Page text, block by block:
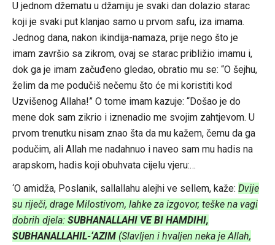
U jednom džematu u džamiju je svaki dan dolazio starac
koji je svaki put klanjao samo u prvom safu, iza imama.
Jednog dana, nakon ikindija-namaza, prije nego što je
imam završio sa zikrom, ovaj se starac približio imamu i,
dok ga je imam začuđeno gledao, obratio mu se: “O šejhu,
želim da me podučiš nečemu što će mi koristiti kod
Uzvišenog Allaha!” O tome imam kazuje: “Došao je do
mene dok sam zikrio i iznenadio me svojim zahtjevom. U
prvom trenutku nisam znao šta da mu kažem, čemu da ga
podučim, ali Allah me nadahnuo i naveo sam mu hadis na
arapskom, hadis koji obuhvata cijelu vjeru:…
‘O amidža, Poslanik, sallallahu alejhi ve sellem, kaže: Dvije
su riječi, drage Milostivom, lahke za izgovor, teške na vagi
dobrih djela: SUBHANALLAHI VE BI HAMDIHI,
SUBHANALLAHIL-‘AZIM(Slavljen i hvaljen neka je Allah,